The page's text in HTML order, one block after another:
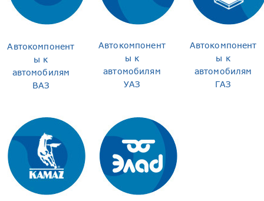
Автокомпонент
ы к
автомобилям
ВАЗ
Автокомпонент
ы к
автомобилям
УАЗ
Автокомпонент
ы к
автомобилям
ГАЗ